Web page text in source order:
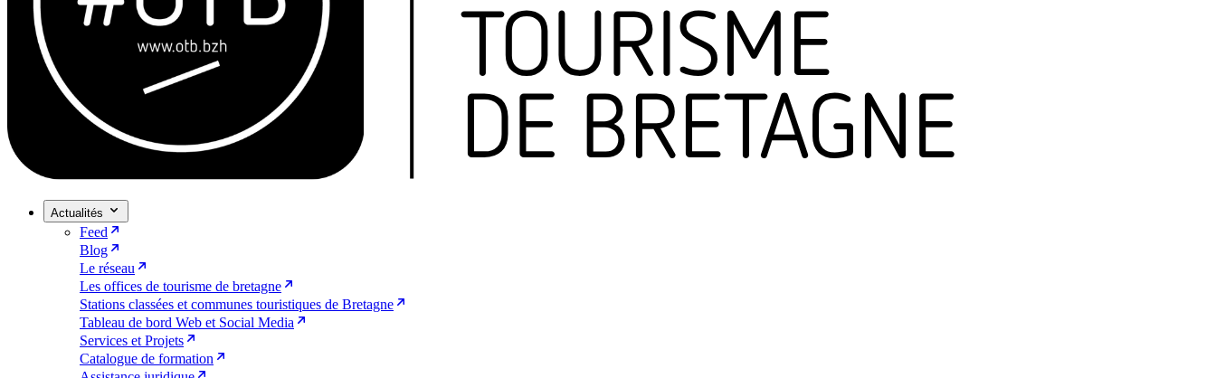
Actualités
Feed
Blog
Le réseau
Les offices de tourisme de bretagne
Stations classées et communes touristiques de Bretagne
Tableau de bord Web et Social Media
Services et Projets
Catalogue de formation